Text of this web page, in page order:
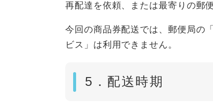
再配達を依頼、または最寄りの郵
今回の商品券配送では、郵便局の
ビス」は利用できません。
5．配送時期